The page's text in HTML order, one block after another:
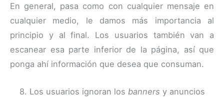
En general, pasa como con cualquier mensaje en
cualquier medio, le damos más importancia al
principio y al final. Los usuarios también van a
escanear esa parte inferior de la página, así que
ponga ahí información que desea que consuman.
8. Los usuarios ignoran los banners y anuncios